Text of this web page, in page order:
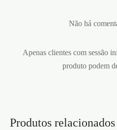
Não há
Apenas clientes com sessão
produto podem
Produtos relacionados